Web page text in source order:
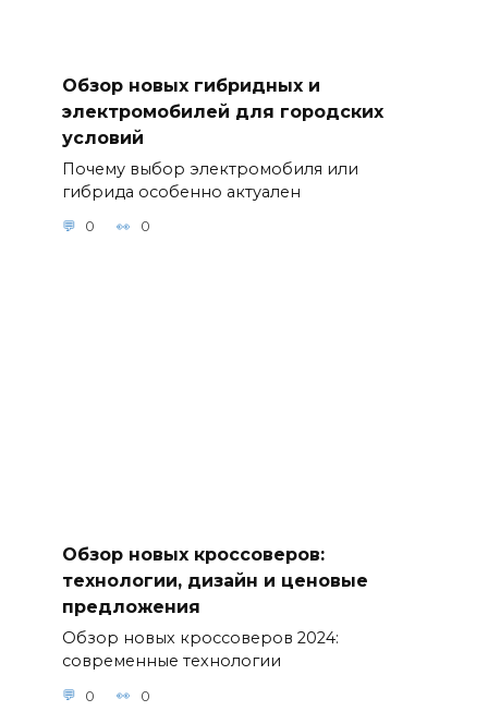
Обзор новых гибридных и
электромобилей для городских
условий
Почему выбор электромобиля или
гибрида особенно актуален
0 0
Обзор новых кроссоверов:
технологии, дизайн и ценовые
предложения
Обзор новых кроссоверов 2024:
современные технологии
0 0